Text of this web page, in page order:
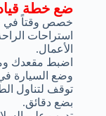
ضع خطة
خصص وقتاً في
استراحات
الأعمال.
اضبط مقعدك
وضع السيارة
توقف لتناول
بضع دقائق.